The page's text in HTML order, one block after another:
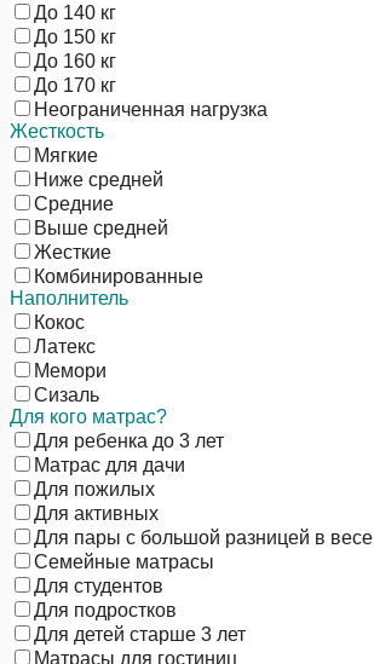
До 140 кг
До 150 кг
До 160 кг
До 170 кг
Неограниченная нагрузка
Жесткость
Мягкие
Ниже средней
Средние
Выше средней
Жесткие
Комбинированные
Наполнитель
Кокос
Латекс
Мемори
Сизаль
Для кого матрас?
Для ребенка до 3 лет
Матрас для дачи
Для пожилых
Для активных
Для пары с большой разницей в весе
Семейные матрасы
Для студентов
Для подростков
Для детей старше 3 лет
Матрасы для гостиниц